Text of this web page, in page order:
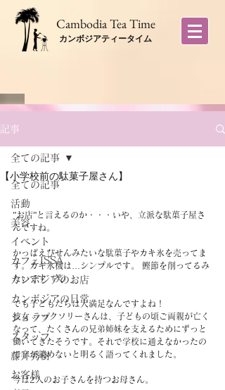
​Cambodia Tea Time
カンボジアティータイム
記事
全ての記事
活動
美容
イベント
カフェISSA
カンボジアのお店
カンボジアの日常
ショップ
スタッフ
藤井秀樹
お客様
全ての記事
【小学校前の駄菓子屋さん】
”お店”と言えるのか・・・いや、立派な駄菓子屋さ
んですね。
かっぱえびせんみたいな駄菓子やカキ氷を売ってま
す。カキ氷機は…シンプルです。 鰹節を削ってるみ
たいです（笑）
でも子どもたちは大満足なんですよね！
彼女 ラックソリーさんは、子どもの頃ご両親が亡く
なって、たくさんの兄弟姉妹を支えるためにずっと
働いてきたそうです。それで学校に通えなかったの
で字が読めないと明るく語ってくれました。
今は2人のお子さんを持つお母さん。